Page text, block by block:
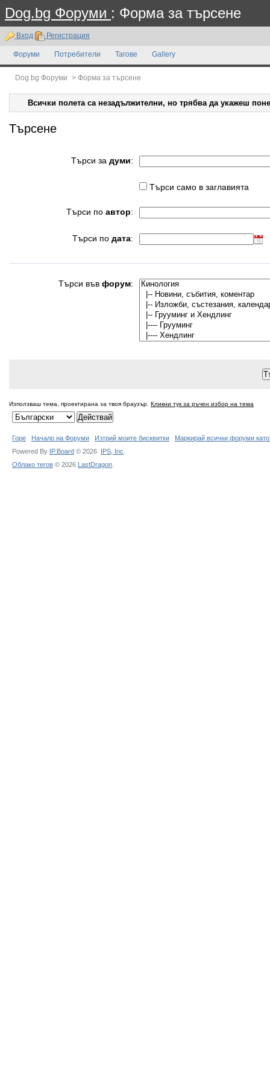
Dog.bg Форуми : Форма за търсене
Вход Регистрация
Форуми Потребители Тагове Gallery
Dog.bg Форуми > Форма за търсене
Всички полета са незадължителни, но трябва да укажеш
Търсене
Търси за думи:
Търси само в заглавията
Търси по автор:
Търси по дата:
Търси във форум:
Използваш тема, проектирана за твоя браузър. Кликни тук за ръчен избор на тема
Горе Начало на Форуми Изтрий моите бисквитки
Маркирай всички форуми
Powered By IP.Board © 2026 IPS, Inc
Облако тегов © 2026 LastDragon